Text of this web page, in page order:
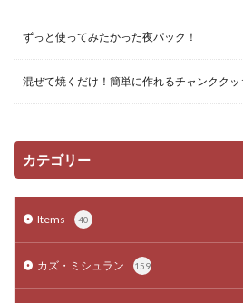
ずっと使ってみたかった夜パック！
混ぜて焼くだけ！簡単に作れるチャンククッ
カテゴリー
Items 40
カズ・ミシュラン 159